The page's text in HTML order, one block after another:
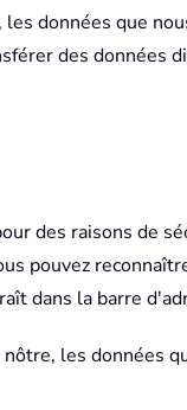
données que
des données
des raisons de
pouvez
dans la barre
les données